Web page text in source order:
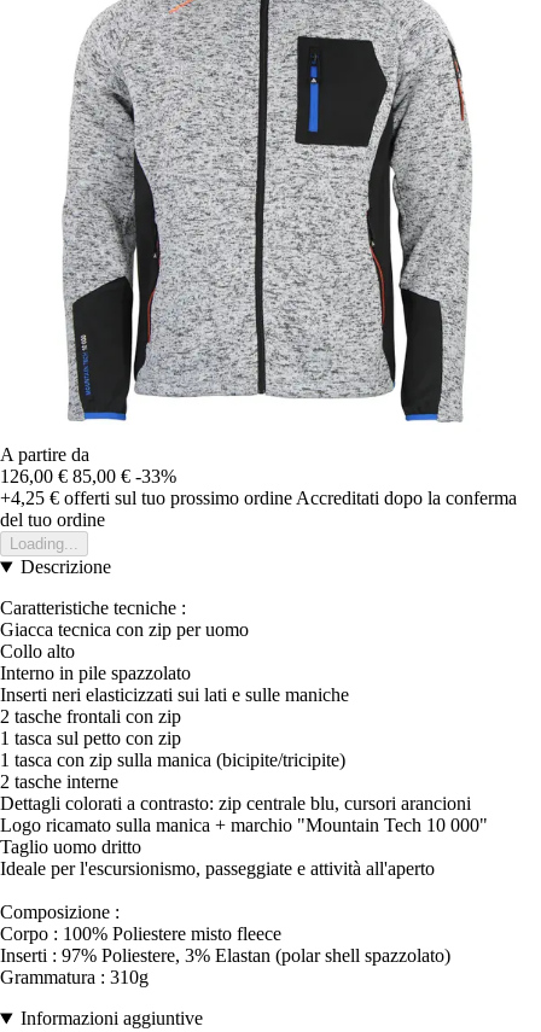
A partire da
126,00 € 85,00 € -33%
+4,25 € offerti sul tuo prossimo ordine Accreditati dopo la conferma
del tuo ordine
Loading...
Descrizione
Caratteristiche tecniche :
Giacca tecnica con zip per uomo
Collo alto
Interno in pile spazzolato
Inserti neri elasticizzati sui lati e sulle maniche
2 tasche frontali con zip
1 tasca sul petto con zip
1 tasca con zip sulla manica (bicipite/tricipite)
2 tasche interne
Dettagli colorati a contrasto: zip centrale blu, cursori arancioni
Logo ricamato sulla manica + marchio "Mountain Tech 10 000"
Taglio uomo dritto
Ideale per l'escursionismo, passeggiate e attività all'aperto
Composizione :
Corpo : 100% Poliestere misto fleece
Inserti : 97% Poliestere, 3% Elastan (polar shell spazzolato)
Grammatura : 310g
Informazioni aggiuntive